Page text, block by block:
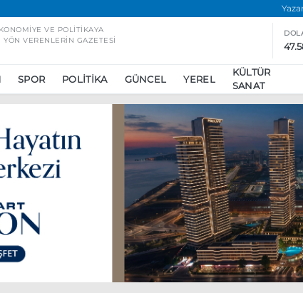
VE POLITIKAYA
YÖN VERENLERIN GAZETESI
SPOR POLITIKA GÜNCEL YEREL
KÜLTÜR
SANAT
Ankara’da eylem yasağı uzatıldı
Ünlü çift bir etkinliğe daha katılmama kararı aldı